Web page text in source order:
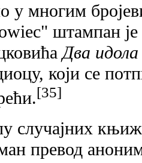
у многим
штампан је
Два идола
који се
[35]
случајних
превод